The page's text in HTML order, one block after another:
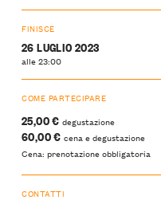
FINISCE
26 LUGLIO 2023
alle 23:00
COME PARTECIPARE
25,00 € degustazione
60,00 € cena e degustazione
Cena: prenotazione obbligatoria
CONTATTI